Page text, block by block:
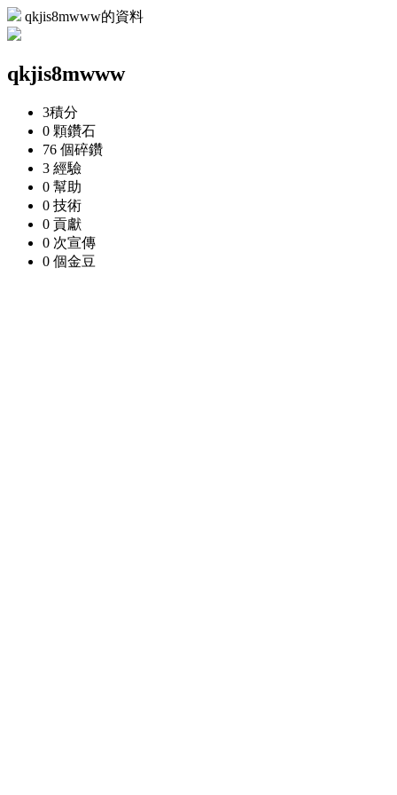
qkjis8mwww的資料
qkjis8mwww
3積分
0 顆鑽石
76 個碎鑽
3 經驗
0 幫助
0 技術
0 貢獻
0 次宣傳
0 個金豆